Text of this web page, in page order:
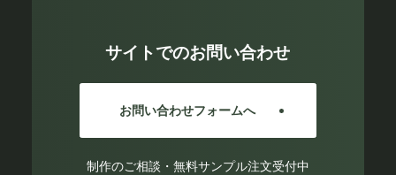
サイトでのお問い合わせ
お問い合わせフォームへ
制作のご相談・無料サンプル注文受付中